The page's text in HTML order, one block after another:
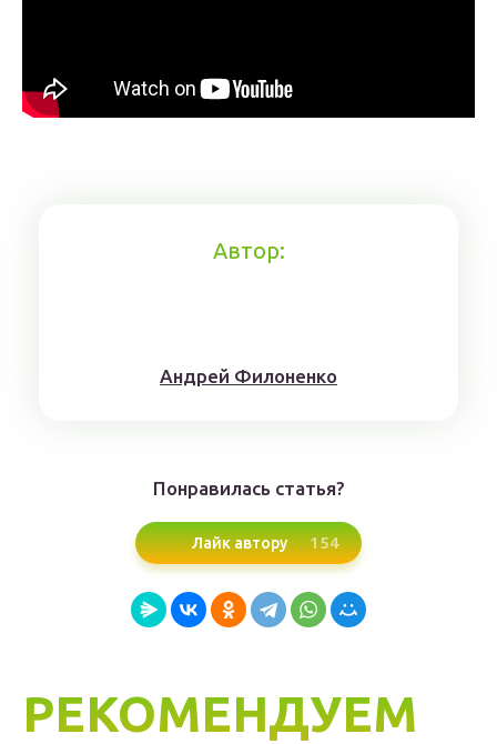
Автор:
Aндрeй Филoнeнкo
Понравилась статья?
Лайк автору 154
РЕКОМЕНДУЕМ